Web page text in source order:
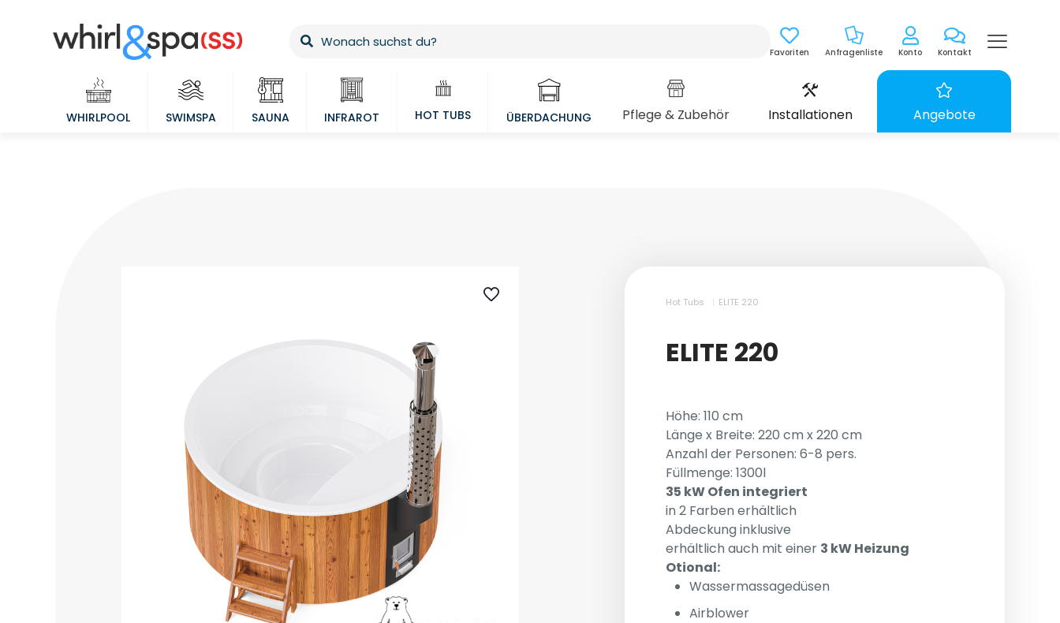
Favoriten Anfragenliste Konto Kontakt
WHIRLPOOL SWIMSPA SAUNA INFRAROT HOT TUBS ÜBERDACHUNG Pflege & Zubehör Installationen Angebote
Hot Tubs | ELITE 220
ELITE 220
Höhe: 110 cm
Länge x Breite: 220 cm x 220 cm
Anzahl der Personen: 6-8 pers.
Füllmenge: 1300l
35 kW Ofen integriert
in 2 Farben erhältlich
Abdeckung inklusive
erhältlich auch mit einer 3 kW Heizung
Otional:
Wassermassagedüsen
Airblower